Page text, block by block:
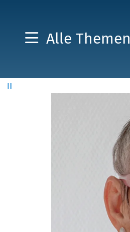
Alle Themen